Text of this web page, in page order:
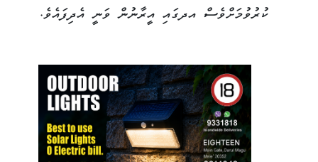
ކުރުވުމަށްވެސް އދގައި އީރާނުން ވަނީ އެދިފައެވެ.